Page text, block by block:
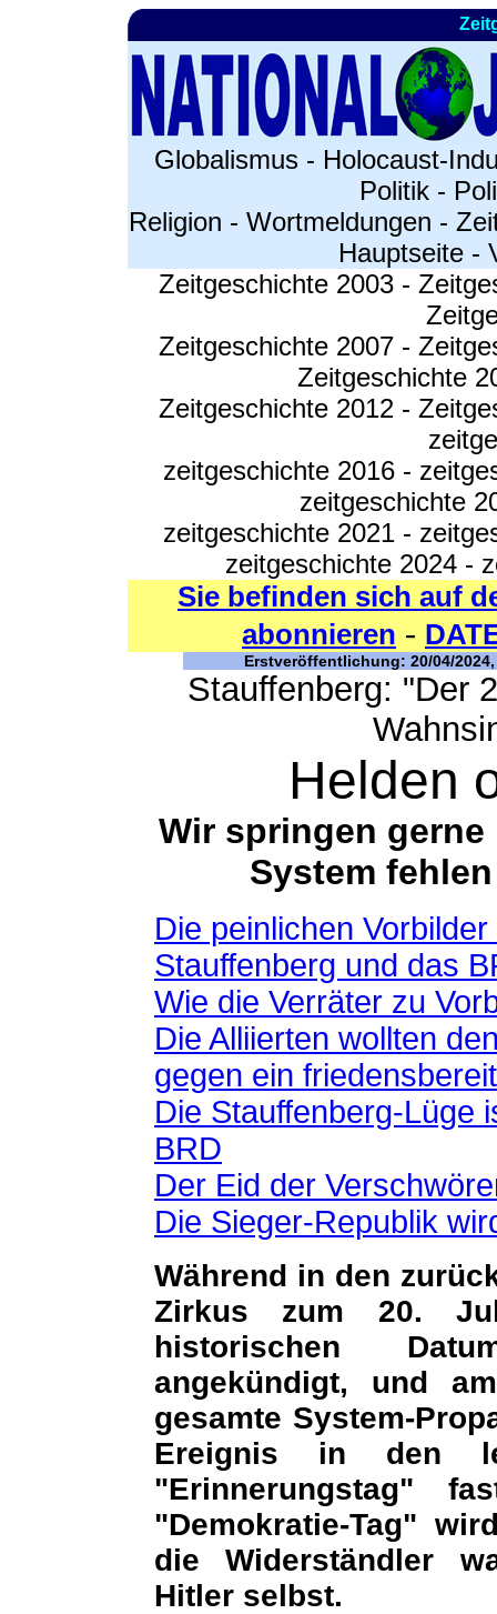
Globalismus- Holocaust-
Politik -
Religion - Wortmeldungen -
Hauptseite-
Zeitgeschichte 2003-
Zeitgeschichte 2007-
Zeitgeschichte
Zeitgeschichte 2012-
zeitgeschichte 2016 -
zeitgeschichte
zeitgeschichte 2021 -
zeitgeschichte 2024-
Sie befinden sich auf
abonnieren -
Erstveröffentlichung: 20/04/
Stauffenberg: "Der
Helden
Wir springen
System
Die peinlichen
Stauffenberg und das
Wie die Verräter zu
Die Alliierten wollten
gegen ein
Die Stauffenberg-Lüge
BRD
Der Eid der
Die Sieger-Republik
Während in den
Zirkus zum 20.
historischen
angekündigt, und
gesamte System-
Ereignis in den
"Erinnerungstag"
"Demokratie-Tag"
die Widerständler
Hitler selbst.